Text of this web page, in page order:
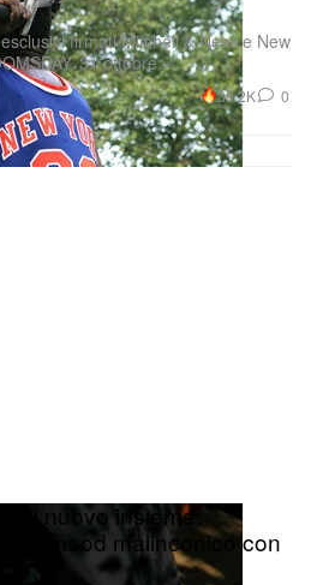
firmati Mitchell & Ness e New
31 ottobre.
30.2K 0
di nuovo insieme:
mood malinconico con